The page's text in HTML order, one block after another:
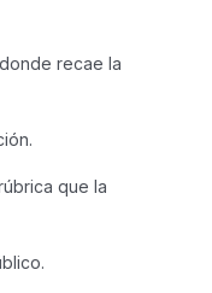
recae la
que la